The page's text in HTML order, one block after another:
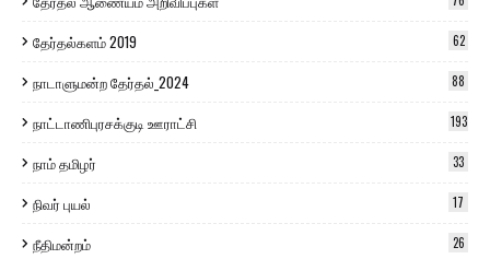
தேர்தல்களம் 2019 62
நாடாளுமன்ற தேர்தல்_2024 88
நாட்டாணிபுரசக்குடி ஊராட்சி 193
நாம் தமிழர் 33
நிவர் புயல் 17
நீதிமன்றம் 26